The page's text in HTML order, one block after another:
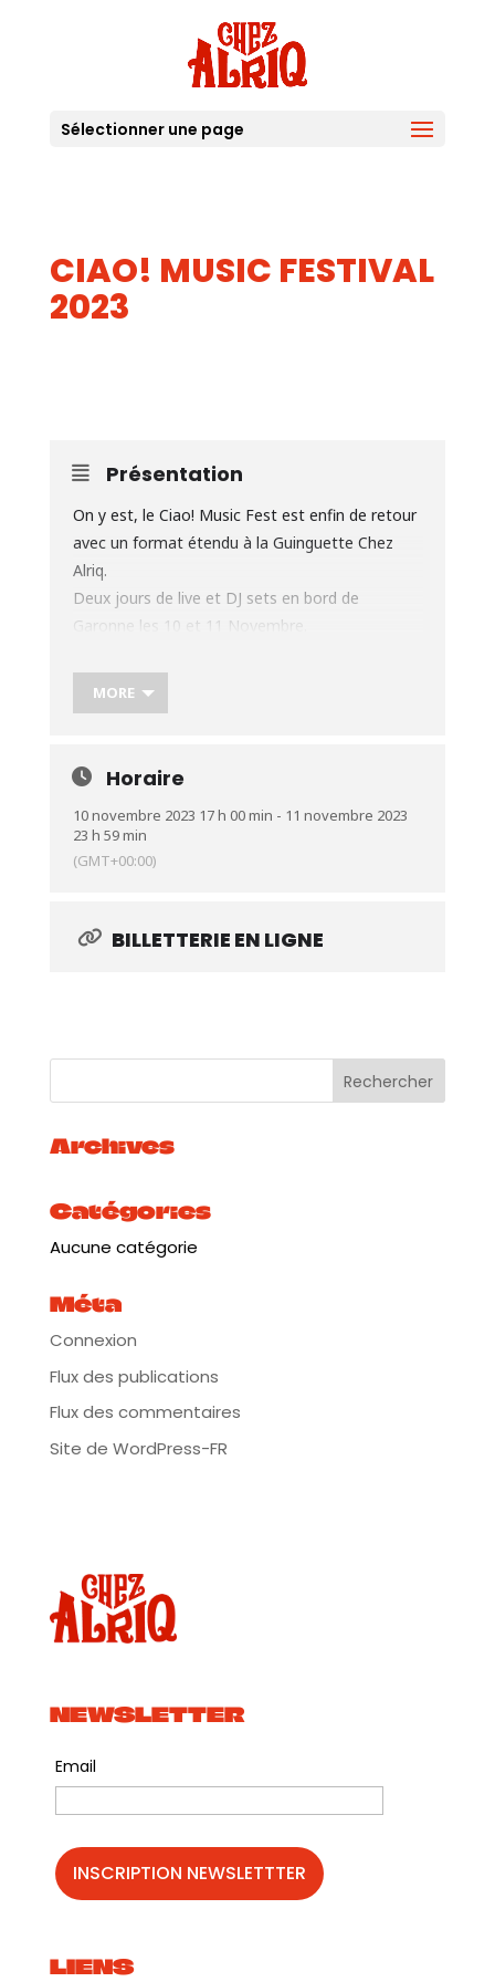
Sélectionner une page
CIAO! MUSIC FESTIVAL
2023
Présentation
On y est, le Ciao! Music Fest est enfin de retour
avec un format étendu à la Guinguette Chez
Alriq.
Deux jours de live et DJ sets en bord de
Garonne les 10 et 11 Novembre.
LINE UP
★ AMORCE
★ CIAO DJS
★ GILB’R
★ MR. RON
★ SOUM-SOUM (live)
MORE
Horaire
10 novembre 2023 17 h 00 min - 11 novembre 2023
23 h 59 min
(GMT+00:00)
BILLETTERIE EN LIGNE
Archives
Catégories
Aucune catégorie
Méta
Connexion
Flux des publications
Flux des commentaires
Site de WordPress-FR
NEWSLETTER
Email
LIENS